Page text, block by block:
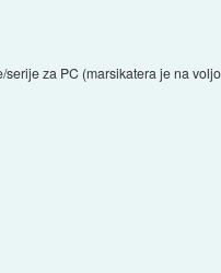
za PC (marsikatera je na